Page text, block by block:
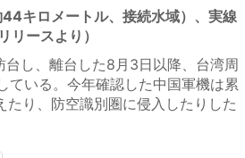
キロメートル、接続水域）、実線
リースより）
し、離台した8月3日以降、台湾周
ている。今年確認した中国軍機は累
り、防空識別圏に侵入したりした